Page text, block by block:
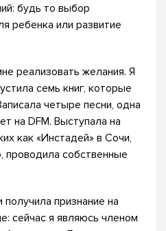
будь то выбор
ребенка или развитие
реализовать желания. Я
семь книг, которые
четыре песни, одна
на DFM. Выступала на
как «Инстадей» в Сочи,
собственные
признание на
сейчас я являюсь членом